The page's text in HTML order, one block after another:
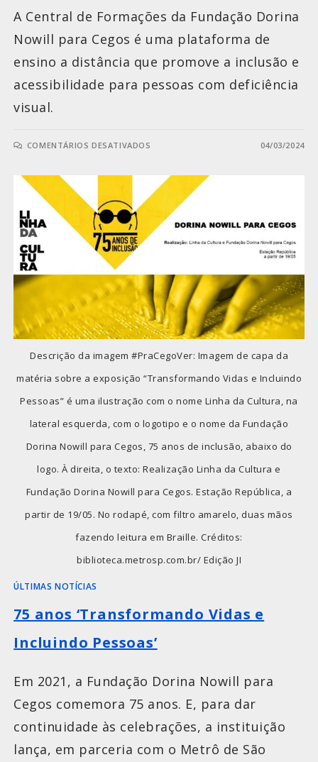
A Central de Formações da Fundação Dorina
Nowill para Cegos é uma plataforma de
ensino a distância que promove a inclusão e
acessibilidade para pessoas com deficiência
visual.
COMENTÁRIOS DESATIVADOS 04/03/2024
Descrição da imagem #PraCegoVer: Imagem de capa da
matéria sobre a exposição “Transformando Vidas e Incluindo
Pessoas” é uma ilustração com o nome Linha da Cultura, na
lateral esquerda, com o logotipo e o nome da Fundação
Dorina Nowill para Cegos, 75 anos de inclusão, abaixo do
logo. À direita, o texto: Realização Linha da Cultura e
Fundação Dorina Nowill para Cegos. Estação República, a
partir de 19/05. No rodapé, com filtro amarelo, duas mãos
fazendo leitura em Braille. Créditos:
biblioteca.metrosp.com.br/ Edição JI
ÚLTIMAS NOTÍCIAS
75 anos ‘Transformando Vidas e
Incluindo Pessoas’
Em 2021, a Fundação Dorina Nowill para
Cegos comemora 75 anos. E, para dar
continuidade às celebrações, a instituição
lança, em parceria com o Metrô de São